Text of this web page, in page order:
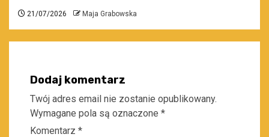
21/07/2026 Maja Grabowska
Dodaj komentarz
Twój adres email nie zostanie opublikowany.
Wymagane pola są oznaczone *
Komentarz *